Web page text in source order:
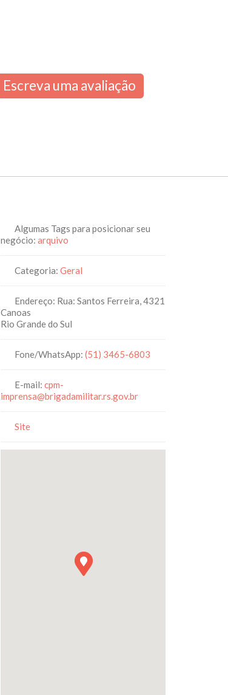
Escreva uma avaliação
Algumas Tags para posicionar seu
negócio:arquivo
Categoria:Geral
Endereço: Rua: Santos Ferreira, 4321
Canoas
Rio Grande do Sul
Fone/WhatsApp:(51) 3465-6803
E-mail:cpm-
imprensa@brigadamilitar.rs.gov.br
Site